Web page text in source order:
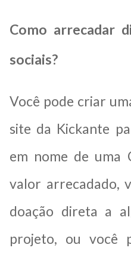
Como arrecadar
sociais?
Você pode criar
site da Kickante
em nome de uma
valor arrecadado,
doação direta a
projeto, ou você